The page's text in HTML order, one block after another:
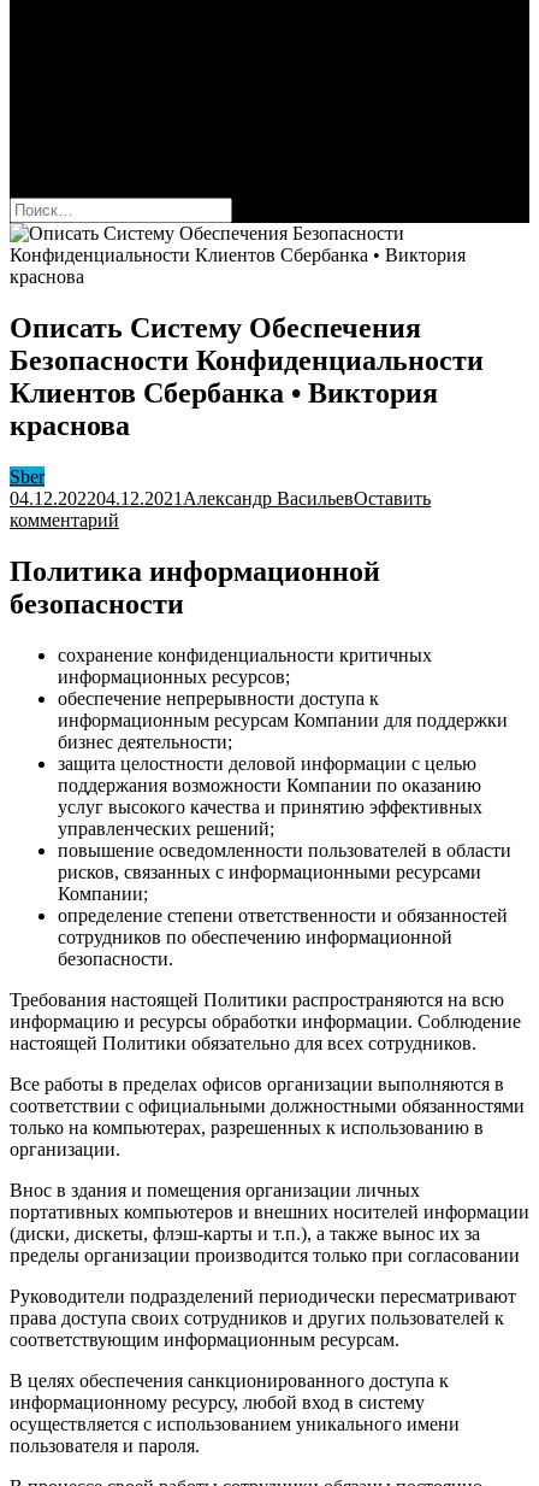
Найти:
Описать Систему Обеспечения
Безопасности Конфиденциальности
Клиентов Сбербанка • Виктория
краснова
Sber
04.12.202204.12.2021 Александр ВасильевОставить
комментарий
Обеспечения
Безопасности
Клиентов
Сбербанка
•
Виктория
краснова
Политика информационной
безопасности
сохранение конфиденциальности критичных
информационных ресурсов;
обеспечение непрерывности доступа к
информационным ресурсам Компании для поддержки
бизнес деятельности;
защита целостности деловой информации с целью
поддержания возможности Компании по оказанию
услуг высокого качества и принятию эффективных
управленческих решений;
повышение осведомленности пользователей в области
рисков, связанных с информационными ресурсами
Компании;
определение степени ответственности и обязанностей
сотрудников по обеспечению информационной
безопасности.
Требования настоящей Политики распространяются на всю
информацию и ресурсы обработки информации. Соблюдение
настоящей Политики обязательно для всех сотрудников.
Все работы в пределах офисов организации выполняются в
соответствии с официальными должностными обязанностями
только на компьютерах, разрешенных к использованию в
организации.
Внос в здания и помещения организации личных
портативных компьютеров и внешних носителей информации
(диски, дискеты, флэш-карты и т.п.), а также вынос их за
пределы организации производится только при согласовании
Руководители подразделений периодически пересматривают
права доступа своих сотрудников и других пользователей к
соответствующим информационным ресурсам.
В целях обеспечения санкционированного доступа к
информационному ресурсу, любой вход в систему
осуществляется с использованием уникального имени
пользователя и пароля.